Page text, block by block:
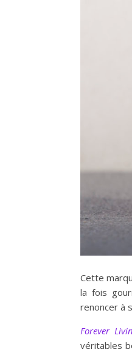
Cette
la fois
renoncer à
Forever
véritables